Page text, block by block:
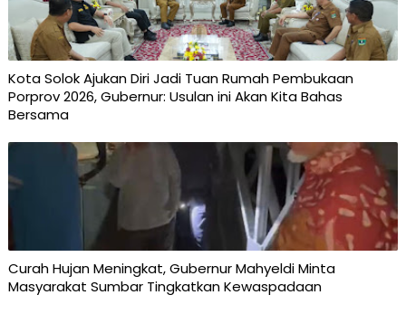
Kota Solok Ajukan Diri Jadi Tuan Rumah Pembukaan
Porprov 2026, Gubernur: Usulan ini Akan Kita Bahas
Bersama
Curah Hujan Meningkat, Gubernur Mahyeldi Minta
Masyarakat Sumbar Tingkatkan Kewaspadaan